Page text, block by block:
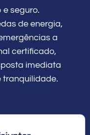
seguro.
de energia,
a
certificado,
imediata
tranquilidade.